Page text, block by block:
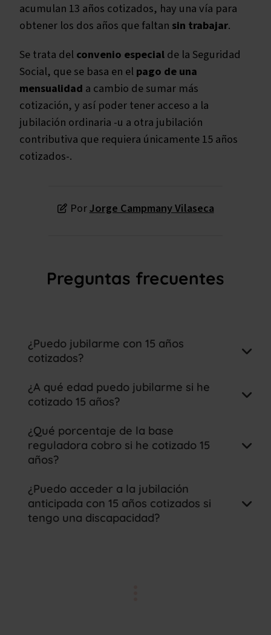
acumulan 13 años cotizados, hay una vía para
obtener los dos años que faltan sin trabajar.
Se trata delconvenio especialde la Seguridad
Social, que se basa en elpago de una
mensualidad a cambio de sumar más
cotización, y así poder tener acceso a la
jubilación ordinaria -u a otra jubilación
contributiva que requiera únicamente 15 años
cotizados-.
PorJorge Campmany Vilaseca
Preguntas frecuentes
¿Puedo jubilarme con 15 años
cotizados?
¿A qué edad puedo jubilarme si he
cotizado 15 años?
¿Qué porcentaje de la base
reguladora cobro si he cotizado 15
años?
¿Puedo acceder a la jubilación
anticipada con 15 años cotizados si
tengo una discapacidad?